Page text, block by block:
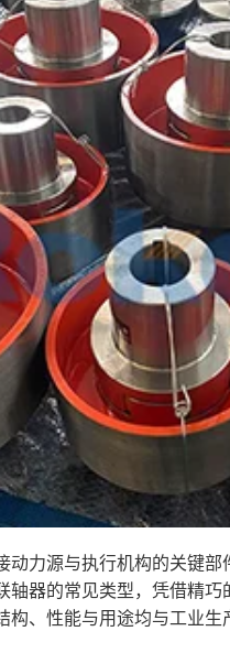
动力源与执行机构的关键
轴器的常见类型，凭借精
构、性能与用途均与工业